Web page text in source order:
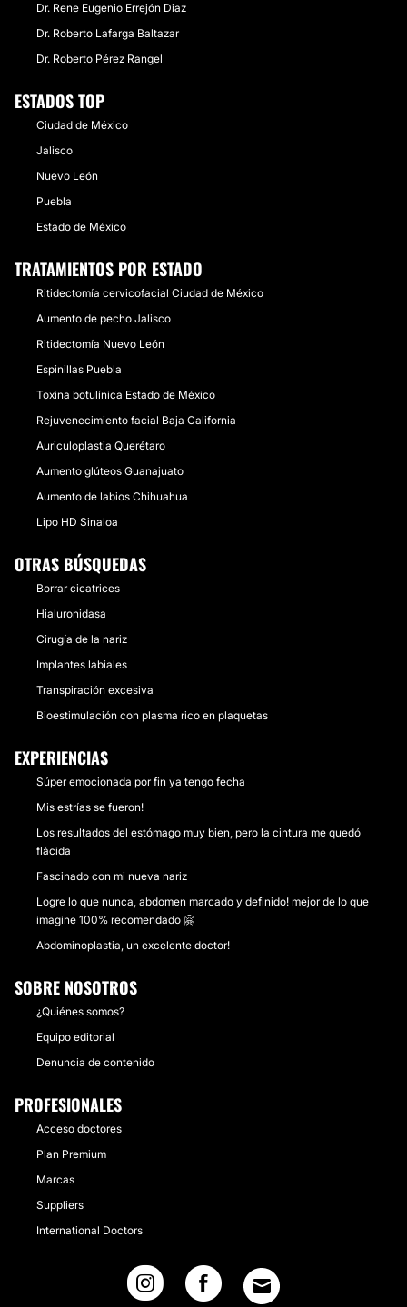
Dr. Rene Eugenio Errejón Diaz
Dr. Roberto Lafarga Baltazar
Dr. Roberto Pérez Rangel
ESTADOS TOP
Ciudad de México
Jalisco
Nuevo León
Puebla
Estado de México
TRATAMIENTOS POR ESTADO
Ritidectomía cervicofacial Ciudad de México
Aumento de pecho Jalisco
Ritidectomía Nuevo León
Espinillas Puebla
Toxina botulínica Estado de México
Rejuvenecimiento facial Baja California
Auriculoplastia Querétaro
Aumento glúteos Guanajuato
Aumento de labios Chihuahua
Lipo HD Sinaloa
OTRAS BÚSQUEDAS
Borrar cicatrices
Hialuronidasa
Cirugía de la nariz
Implantes labiales
Transpiración excesiva
Bioestimulación con plasma rico en plaquetas
EXPERIENCIAS
Súper emocionada por fin ya tengo fecha
Mis estrías se fueron!
Los resultados del estómago muy bien, pero la cintura me quedó
flácida
Fascinado con mi nueva nariz
Logre lo que nunca, abdomen marcado y definido! mejor de lo que
imagine 100% recomendado 🤗
Abdominoplastia, un excelente doctor!
SOBRE NOSOTROS
¿Quiénes somos?
Equipo editorial
Denuncia de contenido
PROFESIONALES
Acceso doctores
Plan Premium
Marcas
Suppliers
International Doctors